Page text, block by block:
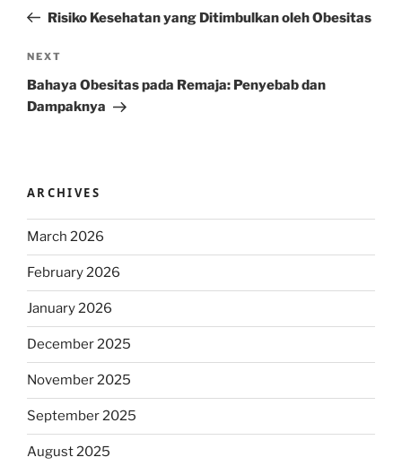
PostRisiko Kesehatan yang Ditimbulkan oleh Obesitas
Next
Post
NEXT
Bahaya Obesitas pada Remaja: Penyebab dan
Dampaknya
ARCHIVES
March 2026
February 2026
January 2026
December 2025
November 2025
September 2025
August 2025